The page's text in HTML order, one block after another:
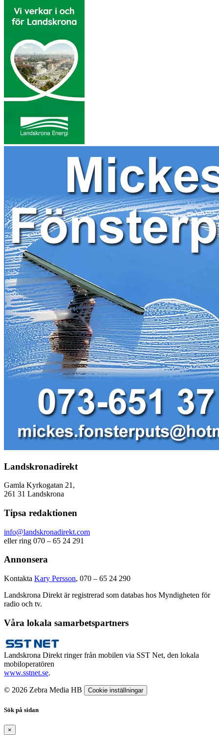
Landskronadirekt
Gamla Kyrkogatan 21,
261 31 Landskrona
Tipsa redaktionen
info@landskronadirekt.com
eller ring 070 – 65 24 291
Annonsera
Kontakta Kary Persson, 070 – 65 24 290
Landskrona Direkt är registrerad som databas hos Myndigheten för
radio och tv.
Våra lokala samarbetspartners
Landskrona Direkt ringer från mobilen via SST Net, den lokala
mobiloperatören
www.sstnet.se.
© 2026 Zebra Media HB Cookie inställningar
Sök på sidan
×